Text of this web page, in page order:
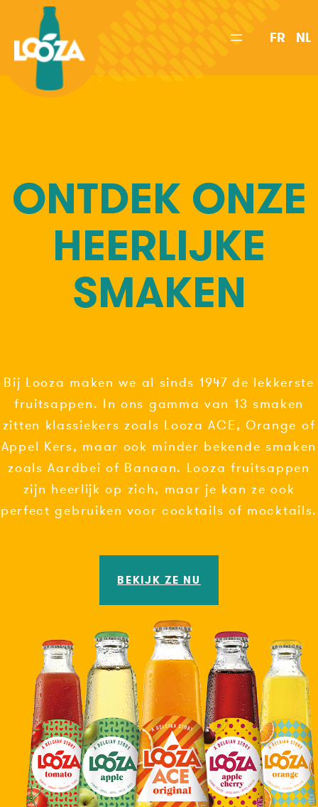
inhoud
FR NL
ONTDEK ONZE
HEERLIJKE
SMAKEN
Bij Looza maken we al sinds 1947 de lekkerste
fruitsappen. In ons gamma van 13 smaken
zitten klassiekers zoals Looza ACE, Orange of
Appel Kers, maar ook minder bekende smaken
zoals Aardbei of Banaan. Looza fruitsappen
zijn heerlijk op zich, maar je kan ze ook
perfect gebruiken voor cocktails of mocktails.
BEKIJK ZE NU